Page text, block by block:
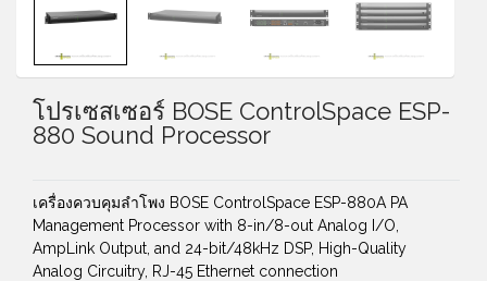
โปรเซสเซอร์ BOSE ControlSpace ESP-
880 Sound Processor
เครื่องควบคุมลำโพง BOSE ControlSpace ESP-880A PA
Management Processor with 8-in/8-out Analog I/O,
AmpLink Output, and 24-bit/48kHz DSP, High-Quality
Analog Circuitry, RJ-45 Ethernet connection